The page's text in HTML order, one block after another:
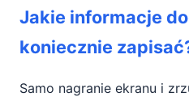
Jakie informacje
koniecznie
Samo nagranie ekranu i